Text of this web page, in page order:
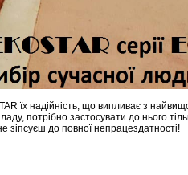
їх надійність, що випливає з
ладу, потрібно застосувати до нього
зіпсуєш до повної непрацездатності!